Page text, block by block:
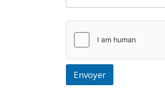
Envoyer